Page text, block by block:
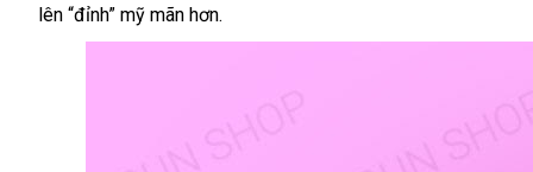
cao
phí
lên “đỉnh” mỹ mãn hơn.